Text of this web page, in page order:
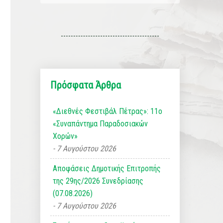
Πρόσφατα Άρθρα
«Διεθνές Φεστιβάλ Πέτρας»: 11ο
«Συναπάντημα Παραδοσιακών
Χορών»
7 Αυγούστου 2026
Αποφάσεις Δημοτικής Επιτροπής
της 29ης/2026 Συνεδρίασης
(07.08.2026)
7 Αυγούστου 2026